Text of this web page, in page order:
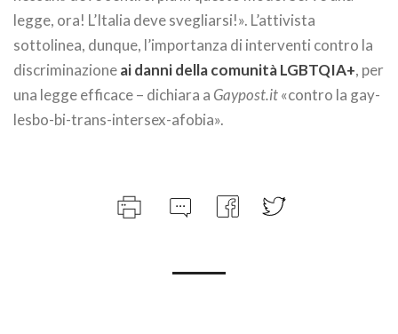
legge, ora! L’Italia deve svegliarsi!». L’attivista
sottolinea, dunque, l’importanza di interventi contro la
discriminazioneai danni della comunità LGBTQIA+, per
una legge efficace – dichiara a Gaypost.it«contro la gay-
lesbo-bi-trans-intersex-afobia».